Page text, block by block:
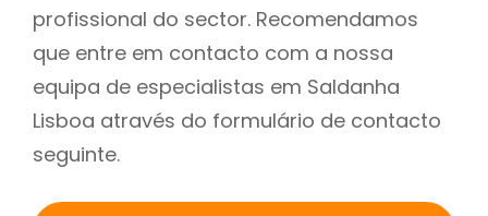
profissional do sector. Recomendamos
que entre em contacto com a nossa
equipa de especialistas em Saldanha
Lisboa através do formulário de contacto
seguinte.